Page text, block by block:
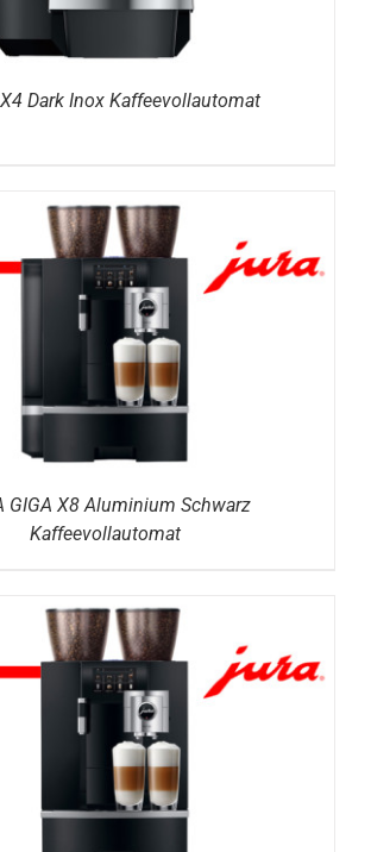
Dark Inox Kaffeevollautomat
DETAILS
GIGA X8 Aluminium Schwarz
Kaffeevollautomat
DETAILS